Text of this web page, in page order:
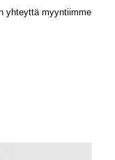
yhteyttä myyntiimme